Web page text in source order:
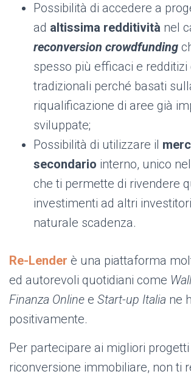
Possibilità di accedere a
ad altissima redditività nel
reconversion crowdfunding
spesso più efficaci e redditizi
tradizionali perché basati
riqualificazione di aree già
sviluppate;
Possibilità di utilizzare il
secondario interno, unico
che ti permette di rivendere
investimenti ad altri
naturale scadenza.
Re-Lender è una piattaforma
ed autorevoli quotidiani come
Finanza Online e Start-up Italia ne
positivamente.
Per partecipare ai migliori
riconversione immobiliare, non ti